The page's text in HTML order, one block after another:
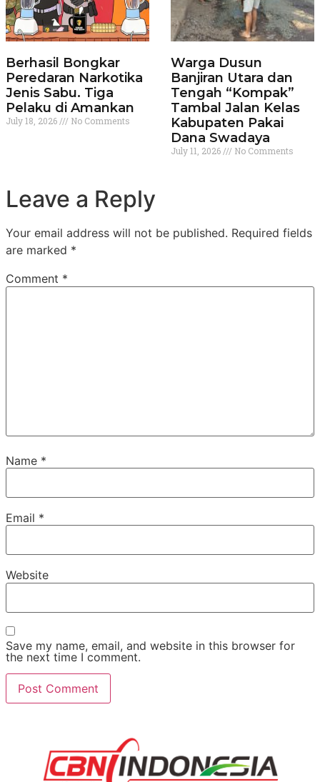
Berhasil Bongkar
Peredaran Narkotika
Jenis Sabu. Tiga
Pelaku di Amankan
July 18, 2026 No Comments
Warga Dusun
Banjiran Utara dan
Tengah “Kompak”
Tambal Jalan Kelas
Kabupaten Pakai
Dana Swadaya
July 11, 2026 No Comments
Leave a Reply
Your email address will not be published. Required fields
are marked *
Comment *
Name *
Email *
Website
Save my name, email, and website in this browser for
the next time I comment.